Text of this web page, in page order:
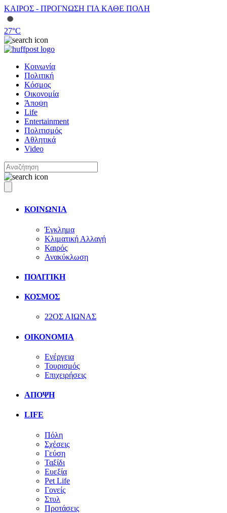
ΚΑΙΡΟΣ - ΠΡΟΓΝΩΣΗ ΓΙΑ ΚΑΘΕ ΠΟΛΗ
27°C
Κοινωνία
Πολιτική
Κόσμος
Οικονομία
Άποψη
Life
Entertainment
Πολιτισμός
Αθλητικά
Video
ΚΟΙΝΩΝΙΑ
Έγκλημα
Κλιματική Αλλαγή
Καιρός
Ανακύκλωση
ΠΟΛΙΤΙΚΗ
ΚΟΣΜΟΣ
22ΟΣ ΑΙΩΝΑΣ
ΟΙΚΟΝΟΜΙΑ
Ενέργεια
Τουρισμός
Επιχειρήσεις
ΑΠΟΨΗ
LIFE
Πόλη
Σχέσεις
Γεύση
Ταξίδι
Ευεξία
Pet Life
Γονείς
Στυλ
Προτάσεις